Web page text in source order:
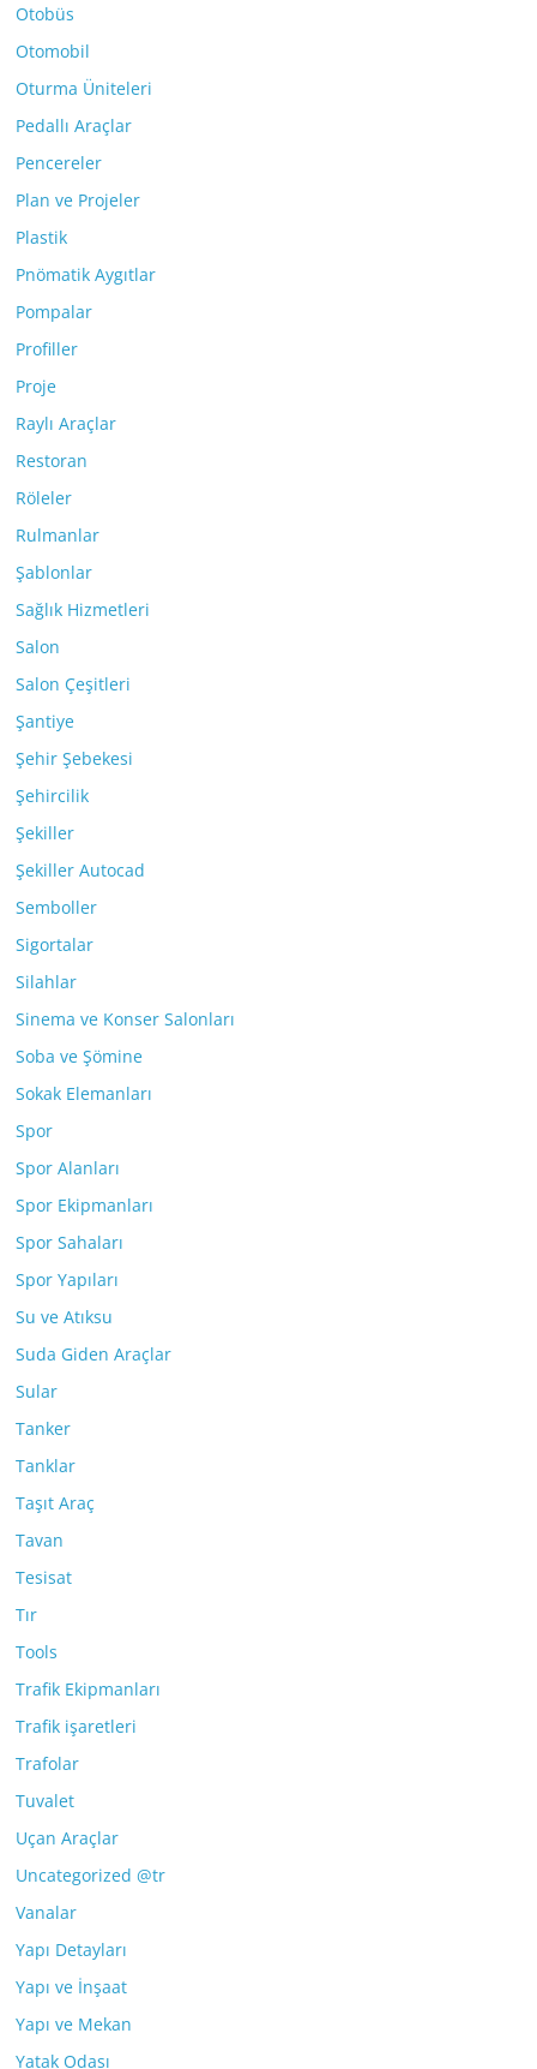
Otobüs
Otomobil
Oturma Üniteleri
Pedallı Araçlar
Pencereler
Plan ve Projeler
Plastik
Pnömatik Aygıtlar
Pompalar
Profiller
Proje
Raylı Araçlar
Restoran
Röleler
Rulmanlar
Şablonlar
Sağlık Hizmetleri
Salon
Salon Çeşitleri
Şantiye
Şehir Şebekesi
Şehircilik
Şekiller
Şekiller Autocad
Semboller
Sigortalar
Silahlar
Sinema ve Konser Salonları
Soba ve Şömine
Sokak Elemanları
Spor
Spor Alanları
Spor Ekipmanları
Spor Sahaları
Spor Yapıları
Su ve Atıksu
Suda Giden Araçlar
Sular
Tanker
Tanklar
Taşıt Araç
Tavan
Tesisat
Tır
Tools
Trafik Ekipmanları
Trafik işaretleri
Trafolar
Tuvalet
Uçan Araçlar
Uncategorized @tr
Vanalar
Yapı Detayları
Yapı ve İnşaat
Yapı ve Mekan
Yatak Odası